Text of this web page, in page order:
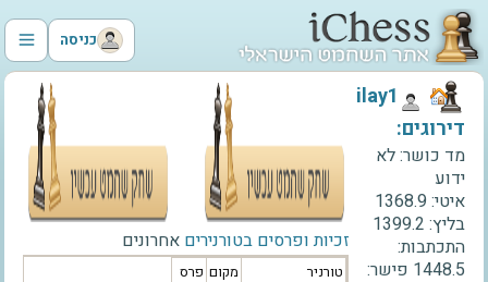
כניסה
זכיות ופרסים בטורנירים אחרונים
טורניר מקום פרס
‫ilay1‬
דירוגים:
מד כושר:לא
ידוע
איטי:1368.9
בליץ: 1399.2
התכתבות:
1448.5 פישר: